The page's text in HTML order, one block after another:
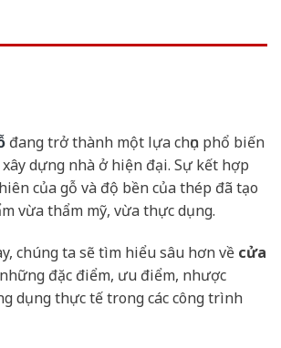
đang trở thành một lựa chọn phổ biến
dựng nhà ở hiện đại. Sự kết hợp
của gỗ và độ bền của thép đã tạo
vừa thẩm mỹ, vừa thực dụng.
chúng ta sẽ tìm hiểu sâu hơn về cửa
đặc điểm, ưu điểm, nhược
dụng thực tế trong các công trình